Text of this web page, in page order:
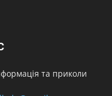
та приколи